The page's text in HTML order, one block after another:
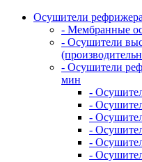
Осушители
- Мембранные
- Осушители
- Осушители
мин
-
-
-
-
-
-